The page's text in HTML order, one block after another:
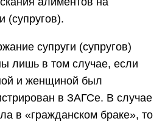
(супругов).
супруги (супругов)
лишь в том случае, если
и женщиной был
в ЗАГСе. В случае
в «гражданском браке», то